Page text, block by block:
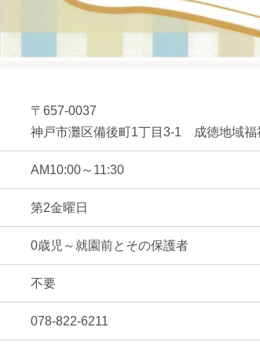
〒657-0037
神戸市灘区備後町1丁目3-1 成徳地域福
AM10:00～11:30
第2金曜日
0歳児～就園前とその保護者
不要
078-822-6211